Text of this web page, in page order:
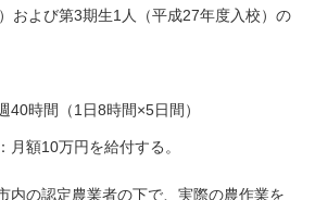
および第3期生1人（平成27年度入校）の
40時間（1日8時間×5日間）
月額10万円を給付する。
内の認定農業者の下で、実際の農作業を